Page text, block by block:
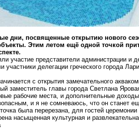
дни, посвященные открытию нового
Этим летом ещё одной точкой
участие представители администрации и
делегации греческого города
с открытия замечательного
заместитель главы города Светлана
рабочие места, и дополнительные
и я не сомневаюсь, что он станет
была перерезана, для гостей
насыщенная культурная и